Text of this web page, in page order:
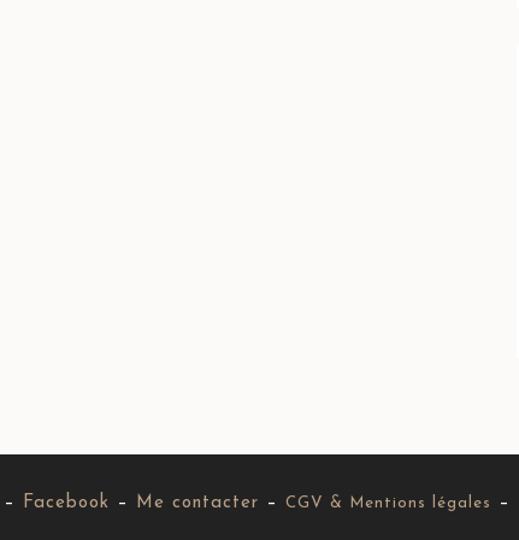
– Facebook – Me contacter – CGV & Mentions légales –